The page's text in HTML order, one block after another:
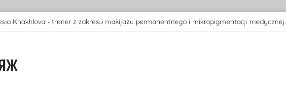
Khakhlova - trener z zakresu makijażu permanentnego i mikropigmentacji medycznej.